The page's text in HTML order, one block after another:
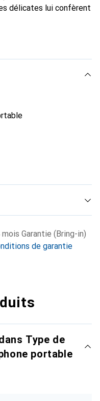
délicates lui confèrent
Reconnaissable à
une clientèle
mois Garantie (Bring-in)
de garantie
Type de
portable